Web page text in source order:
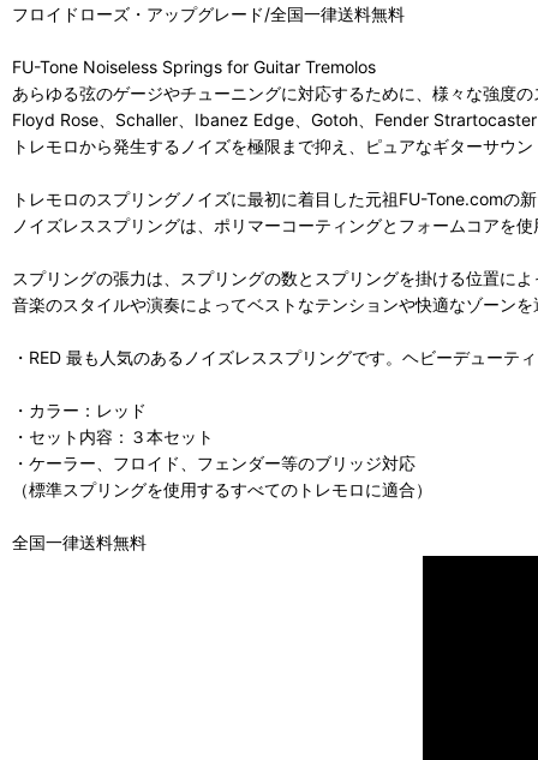
フロイドローズ・アップグレード/全国一律送料無料
FU-Tone Noiseless Springs for Guitar Tremolos
あらゆる弦のゲージやチューニングに対応するために、様々な強度
Floyd Rose、Schaller、Ibanez Edge、Gotoh、Fender
トレモロから発生するノイズを極限まで抑え、ピュアなギターサウ
トレモロのスプリングノイズに最初に着目した元祖FU-Tone.comの
ノイズレススプリングは、ポリマーコーティングとフォームコアを
スプリングの張力は、スプリングの数とスプリングを掛ける位置に
音楽のスタイルや演奏によってベストなテンションや快適なゾーン
・RED 最も人気のあるノイズレススプリングです。ヘビーデューテ
・カラー：レッド
・セット内容：３本セット
・ケーラー、フロイド、フェンダー等のブリッジ対応
（標準スプリングを使用するすべてのトレモロに適合）
全国一律送料無料